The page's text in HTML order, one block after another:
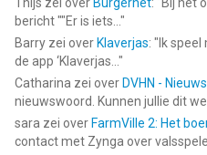
bericht ""Er is iets... "
Barry zei over Klaverjas: " Ik
de app ‘Klaverjas... "
Catharina zei over DVHN -
nieuwswoord. Kunnen jullie dit
sara zei over FarmVille 2: Het
contact met Zynga over